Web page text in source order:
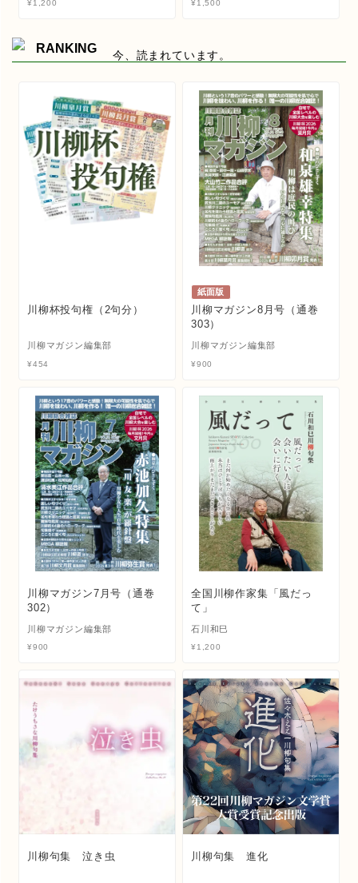
¥1,200 ¥1,500
RANKING 今、読まれています。
川柳杯投句権（2句分）
川柳マガジン編集部
¥454
紙面版
川柳マガジン8月号（通巻
303）
川柳マガジン編集部
¥900
川柳マガジン7月号（通巻
302）
川柳マガジン編集部
¥900
全国川柳作家集「風だっ
て」
石川和巳
¥1,200
川柳句集 泣き虫 川柳句集 進化